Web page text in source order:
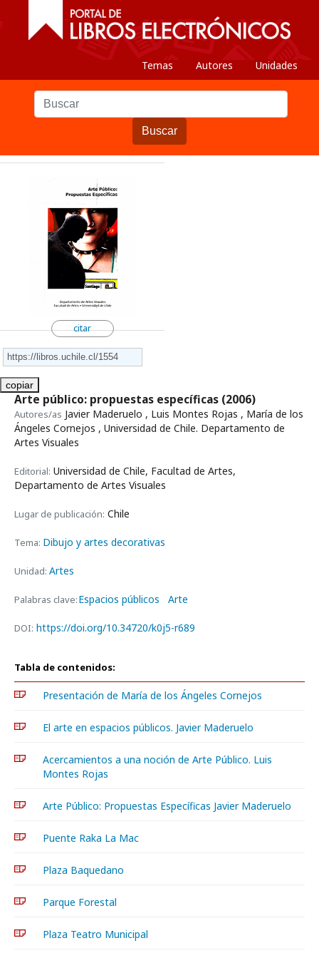
Temas Autores Unidades
Buscar
citar
copiar
Arte público: propuestas específicas (2006)
Autores/as Javier Maderuelo , Luis Montes Rojas , María de los
Ángeles Cornejos , Universidad de Chile. Departamento de
Artes Visuales
Editorial: Universidad de Chile, Facultad de Artes,
Departamento de Artes Visuales
Lugar de publicación: Chile
Tema: Dibujo y artes decorativas
Unidad: Artes
Palabras clave:Espacios públicos Arte
DOI: https://doi.org/10.34720/k0j5-r689
Tabla de contenidos:
Presentación de María de los Ángeles Cornejos
El arte en espacios públicos. Javier Maderuelo
Acercamientos a una noción de Arte Público. Luis
Montes Rojas
Arte Público: Propuestas Específicas Javier Maderuelo
Puente Raka La Mac
Plaza Baquedano
Parque Forestal
Plaza Teatro Municipal